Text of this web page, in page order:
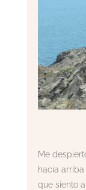
Me
hacia
que siento